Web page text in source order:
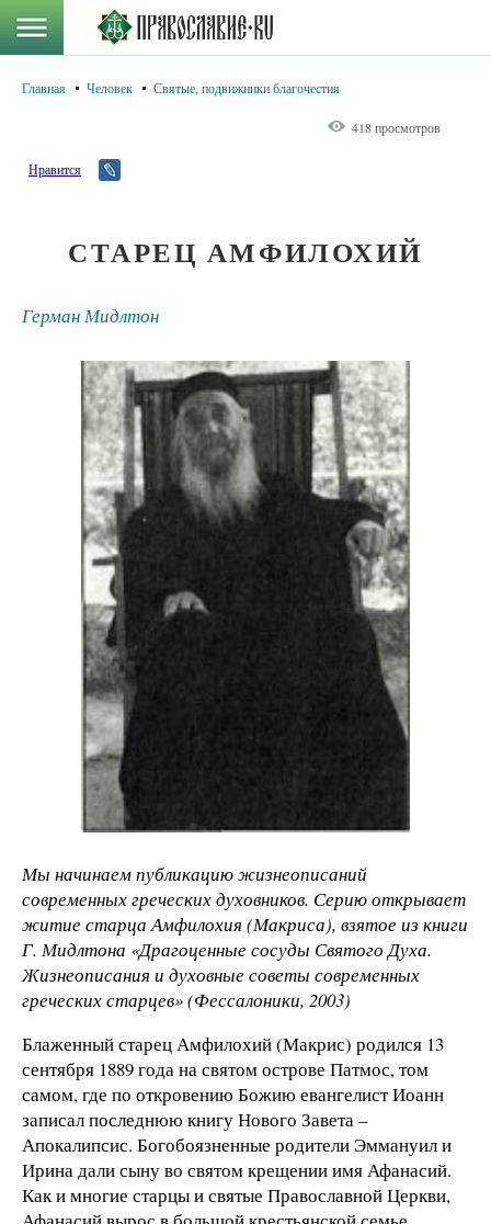
Главная Человек Святые, подвижники благочестия
418 просмотров
Нравится
СТАРЕЦ АМФИЛОХИЙ
Герман Мидлтон
Мы начинаем публикацию жизнеописаний
современных греческих духовников. Серию открывает
житие старца Амфилохия (Макриса), взятое из книги
Г. Мидлтона «Драгоценные сосуды Святого Духа.
Жизнеописания и духовные советы современных
греческих старцев» (Фессалоники, 2003)
Блаженный старец Амфилохий (Макрис) родился 13
сентября 1889 года на святом острове Патмос, том
самом, где по откровению Божию евангелист Иоанн
записал последнюю книгу Нового Завета –
Апокалипсис. Богобоязненные родители Эммануил и
Ирина дали сыну во святом крещении имя Афанасий.
Как и многие старцы и святые Православной Церкви,